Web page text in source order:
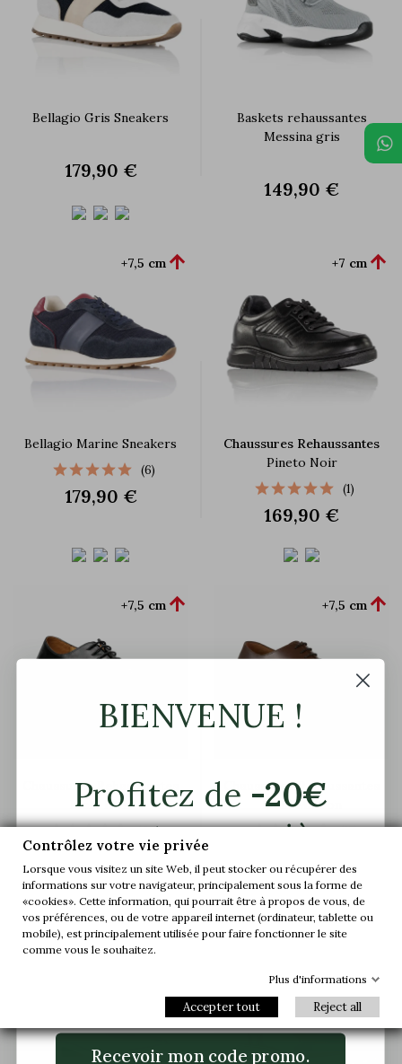
Bellagio Gris Sneakers
179,90 €
Baskets rehaussantes
Messina gris
149,90 €
Bellagio Marine Sneakers
+7,5 cm 
(6)
179,90 €
Chaussures Rehaussantes
Pineto Noir
+7 cm 
(1)
169,90 €
Chaussures Rehaussantes
Melfi Noir
+7,5 cm 
(46)
189,90 €
Chaussures Rehaussantes
Melfi Marron
+7,5 cm 
(17)
+7,5 cm
Contrôlez votre vie privée
Lorsque vous visitez un site Web, il peut stocker ou récupérer des
informations sur votre navigateur, principalement sous la forme de
«cookies». Cette information, qui pourrait être à propos de vous, de
vos préférences, ou de votre appareil internet (ordinateur, tablette ou
mobile), est principalement utilisée pour faire fonctionner le site
comme vous le souhaitez.
Plus d'informations
Accepter tout Reject all
BIENVENUE !
Profitez de -20€
sur votre première
commande.
Rejoignez-nous et accédez en avant-
première à nos offres exclusives et à nos
dernières nouveautés.
Recevoir mon code promo.